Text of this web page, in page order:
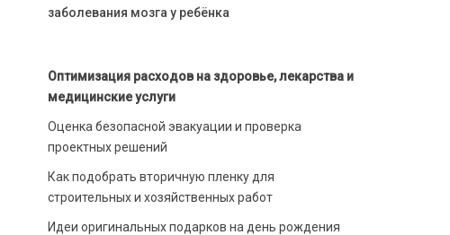
заболевания мозга у ребёнка
Оптимизация расходов на здоровье, лекарства и
медицинские услуги
Оценка безопасной эвакуации и проверка
проектных решений
Как подобрать вторичную пленку для
строительных и хозяйственных работ
Идеи оригинальных подарков на день рождения